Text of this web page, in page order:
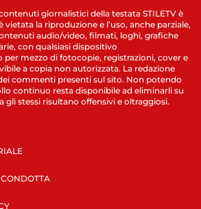
giornalistici della testata STILETV è
vietata la riproduzione e l’uso, anche parziale,
audio/video, filmati, loghi, grafiche
con qualsiasi dispositivo
mezzo di fotocopie, registrazioni, cover e
a copia non autorizzata. La redazione
commenti presenti sul sito. Non potendo
continuo resta disponibile ad eliminarli su
gli stessi risultano offensivi e oltraggiosi.